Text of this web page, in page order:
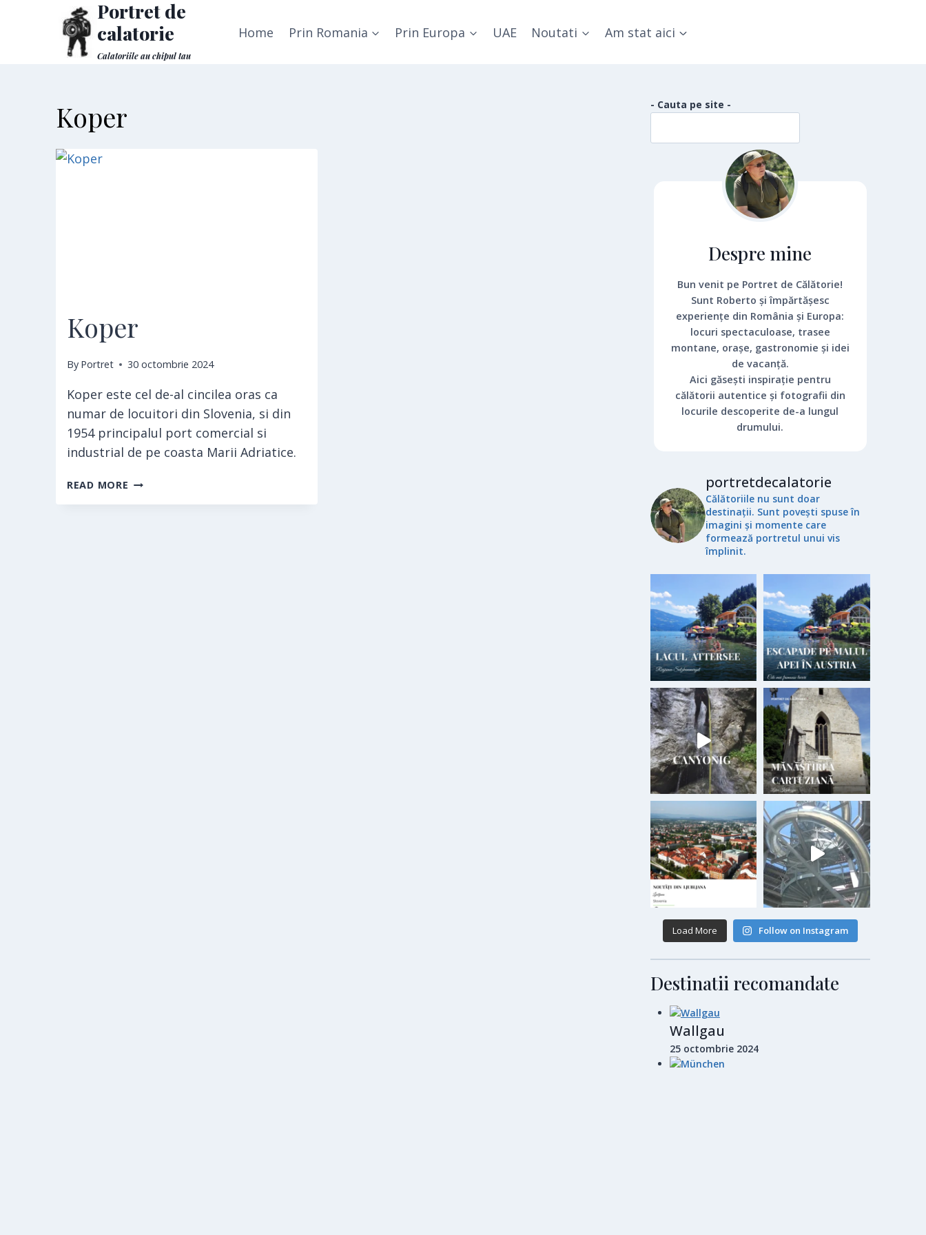
Portret de
calatorie
Calatoriile au chipul tau
Home Prin Romania Prin Europa UAE Noutati Am stat aici
Koper
Koper
By Portret 30 octombrie 2024
Koper este cel de-al cincilea oras ca
numar de locuitori din Slovenia, si din
1954 principalul port comercial si
industrial de pe coasta Marii Adriatice.
READ MORE KOPER
- Cauta pe site -
Despre mine
Bun venit pe Portret de Călătorie!
Sunt Roberto și împărtășesc
experiențe din România și Europa:
locuri spectaculoase, trasee
montane, orașe, gastronomie și idei
de vacanță.
Aici găsești inspirație pentru
călătorii autentice și fotografii din
locurile descoperite de-a lungul
drumului.
portretdecalatorie
Călătoriile nu sunt doar
destinații. Sunt povești spuse în
imagini și momente care
formează portretul unui vis
împlinit.
Load More Follow on Instagram
Destinatii recomandate
Wallgau
25 octombrie 2024